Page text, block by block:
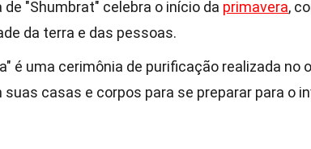
"Shumbrat" celebra o início da primavera,
da terra e das pessoas.
é uma cerimônia de purificação realizada no
suas casas e corpos para se preparar para o